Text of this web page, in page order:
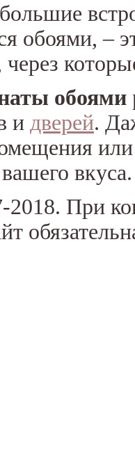
–
через
обоями
и дверей.
вкуса.
При